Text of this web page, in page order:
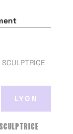
LYON